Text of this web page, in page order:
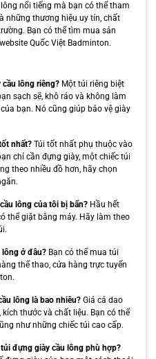
nổi tiếng mà bạn có thể tham
những thương hiệu uy tín, chất
Bạn có thể tìm mua sản
Quốc Việt Badminton.
lông riêng?Một túi riêng biệt
sạch sẽ, khô ráo và không làm
bạn. Nó cũng giúp bảo vệ giày
nhất?Túi tốt nhất phụ thuộc vào
chỉ cần đựng giày, một chiếc túi
theo nhiều đồ hơn, hãy chọn
lông của tôi bị bẩn?Hầu hết
thể giặt bằng máy. Hãy làm theo
lông ở đâu?Bạn có thể mua túi
thể thao, cửa hàng trực tuyến
lông là bao nhiêu?Giá cả dao
thước và chất liệu. Bạn có thể
như những chiếc túi cao cấp.
đựng giày cầu lông phù hợp?